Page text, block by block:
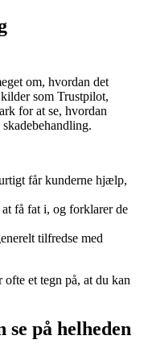
om, hvordan det
som Trustpilot,
for at se, hvordan
får kunderne hjælp,
at få fat i, og forklarer de
tilfredse med
et tegn på, at du kan
på helheden